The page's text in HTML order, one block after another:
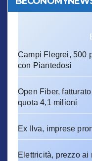
Campi Flegrei, 500
con Piantedosi
Open Fiber,
quota 4,1 milioni
Ex Ilva, imprese
Elettricità, prezzo ai